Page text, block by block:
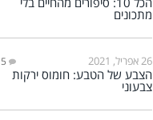
מתכונים
26 אפריל, 2021 5
הצבע של הטבע: חומוס ירקות
צבעוני